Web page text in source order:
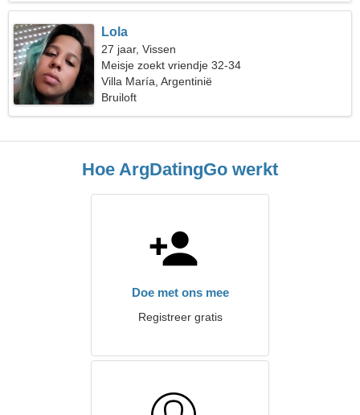
Lola
27 jaar, Vissen
Meisje zoekt vriendje 32-34
Villa María, Argentinië
Bruiloft
Hoe ArgDatingGo werkt
Doe met ons mee
Registreer gratis